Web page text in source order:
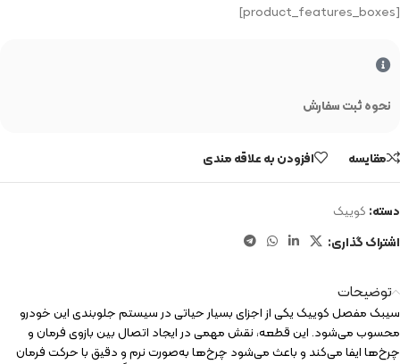
[product_features_boxes]
نحوه ثبت سفارش
مقایسه افزودن به علاقه مندی
دسته: کوییک
اشتراک گذاری:
توضیحات
سیبک مفصل کوییک یکی از اجزای بسیار حیاتی در سیستم جلوبندی این خودرو
محسوب می‌شود. این قطعه، نقش مهمی در ایجاد اتصال بین بازوی فرمان و
چرخ‌ها ایفا می‌کند و باعث می‌شود چرخ‌ها به‌صورت نرم و دقیق با حرکت فرمان